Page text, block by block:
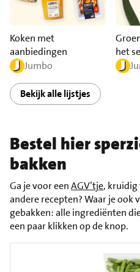
Koken met
aanbiedingen
Jumbo
het
Bekijk alle lijstjes
Bestel hier
bakken
Ga je voor eenAGV’tje, kruidig
andere recepten? Waar je ook
gebakken: alle ingrediënten
een paar klikken op de knop.